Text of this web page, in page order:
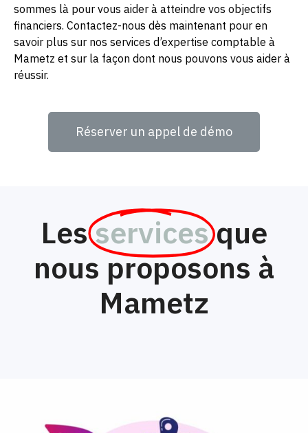
sommes là pour vous aider à atteindre vos objectifs
financiers. Contactez-nous dès maintenant pour en
savoir plus sur nos services d’expertise comptable à
Mametz et sur la façon dont nous pouvons vous aider à
réussir.
Réserver un appel de démo
Lesservices que
nous proposons à
Mametz